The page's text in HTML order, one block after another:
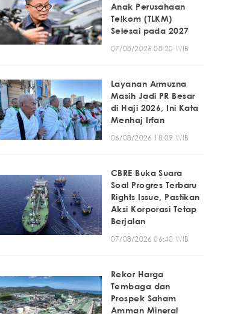
Anak Perusahaan
Telkom (TLKM)
Selesai pada 2027
07/08/2026 08:20 WIB
Layanan Armuzna
Masih Jadi PR Besar
di Haji 2026, Ini Kata
Menhaj Irfan
06/08/2026 18:09 WIB
CBRE Buka Suara
Soal Progres Terbaru
Rights Issue, Pastikan
Aksi Korporasi Tetap
Berjalan
07/08/2026 06:40 WIB
Rekor Harga
Tembaga dan
Prospek Saham
Amman Mineral